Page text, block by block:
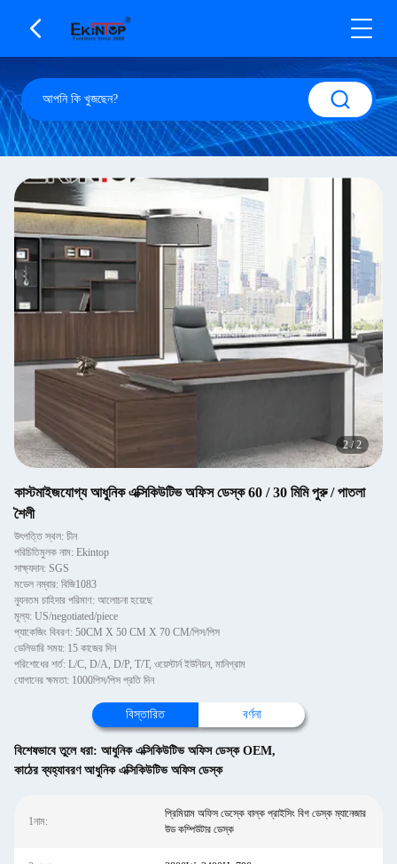
2/2
কাস্টমাইজযোগ্য আধুনিক এক্সিকিউটিভ অফিস ডেস্ক 60 / 30 মিমি পুরু / পাতলা
শৈলী
উৎপত্তি স্থল: চীন
পরিচিতিমুলক নাম: Ekintop
সাক্ষ্যদান: SGS
মডেল নম্বার: বিজি1083
ন্যূনতম চাহিদার পরিমাণ: আলোচনা হয়েছে
মূল্য: US/negotiated/piece
প্যাকেজিং বিবরণ: 50CM X 50 CM X 70 CM/পিস/পিস
ডেলিভারি সময়: 15 কাজের দিন
পরিশোধের শর্ত: L/C, D/A, D/P, T/T, ওয়েস্টার্ন ইউনিয়ন, মানিগ্রাম
যোগানের ক্ষমতা: 1000পিস/পিস প্রতি দিন
বিস্তারিত বর্ণনা
বিশেষভাবে তুলে ধরা: আধুনিক এক্সিকিউটিভ অফিস ডেস্ক OEM,
কাঠের ব্যহ্যাবরণ আধুনিক এক্সিকিউটিভ অফিস ডেস্ক
1নাম:
প্রিমিয়াম অফিস ডেস্কে বাল্ক প্রাইসিং বিগ ডেস্ক ম্যানেজার
উড কম্পিউটার ডেস্ক